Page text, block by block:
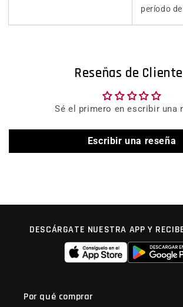
período
Reseñas de
Sé el primero en escribir una
Escribir una reseña
DESCÁRGATE NUESTRA APP Y
Por qué comprar